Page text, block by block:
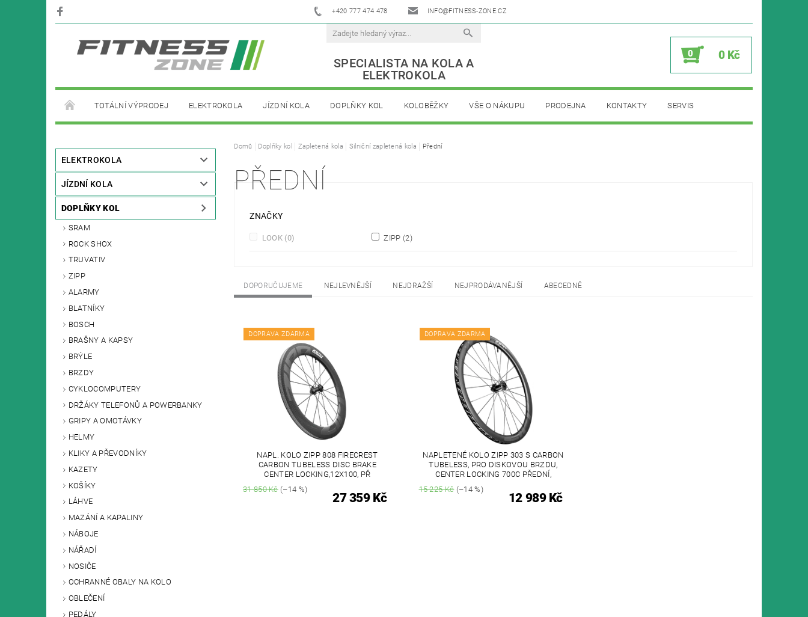
+420 777 474 478 INFO@FITNESS-ZONE.CZ
SPECIALISTA NA KOLA A
ELEKTROKOLA
0 0 Kč
TOTÁLNÍ VÝPRODEJ ELEKTROKOLA JÍZDNÍ KOLA DOPLŇKY KOL KOLOBĚŽKY VŠE O NÁKUPU PRODEJNA KONTAKTY SERVIS
ELEKTROKOLA
JÍZDNÍ KOLA
DOPLŇKY KOL
SRAM
ROCK SHOX
TRUVATIV
ZIPP
ALARMY
BLATNÍKY
BOSCH
BRAŠNY A KAPSY
BRÝLE
BRZDY
CYKLOCOMPUTERY
DRŽÁKY TELEFONŮ A POWERBANKY
GRIPY A OMOTÁVKY
HELMY
KLIKY A PŘEVODNÍKY
KAZETY
KOŠÍKY
LÁHVE
MAZÁNÍ A KAPALINY
NÁBOJE
NÁŘADÍ
NOSIČE
OCHRANNÉ OBALY NA KOLO
OBLEČENÍ
PEDÁLY
Domů Doplňky kol Zapletená kola Silniční zapletená kola Přední
PŘEDNÍ
ZNAČKY
LOOK (0) ZIPP (2)
DOPORUČUJEME NEJLEVNĚJŠÍ NEJDRAŽŠÍ NEJPRODÁVANĚJŠÍ ABECEDNĚ
DOPRAVA ZDARMA
NAPL. KOLO ZIPP 808 FIRECREST
CARBON TUBELESS DISC BRAKE
CENTER LOCKING,12X100, PŘ
31 850 Kč(–14 %)
27 359 Kč
DOPRAVA ZDARMA
NAPLETENÉ KOLO ZIPP 303 S CARBON
TUBELESS, PRO DISKOVOU BRZDU,
CENTER LOCKING 700C PŘEDNÍ,
15 225 Kč(–14 %)
12 989 Kč